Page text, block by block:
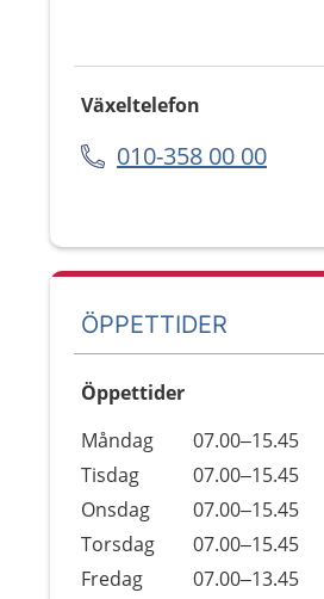
Växeltelefon
010-358 00 00
ÖPPETTIDER
Öppettider
Dag
Öppettider
Kommentarer
Måndag
07.00–15.45
Tisdag
07.00–15.45
Onsdag
07.00–15.45
Torsdag
07.00–15.45
Fredag
07.00–13.45